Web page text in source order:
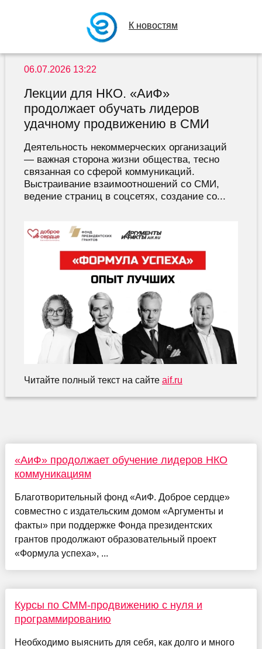
К новостям
06.07.2026 13:22
Лекции для НКО. «АиФ»
продолжает обучать лидеров
удачному продвижению в СМИ
Деятельность некоммерческих организаций
— важная сторона жизни общества, тесно
связанная со сферой коммуникаций.
Выстраивание взаимоотношений со СМИ,
ведение страниц в соцсетях, создание со...
Читайте полный текст на сайте aif.ru
«АиФ» продолжает обучение лидеров НКО
коммуникациям
Благотворительный фонд «АиФ. Доброе сердце»
совместно с издательским домом «Аргументы и
факты» при поддержке Фонда президентских
грантов продолжают образовательный проект
«Формула успеха», ...
Курсы по СММ-продвижению с нуля и
программированию
Необходимо выяснить для себя, как долго и много